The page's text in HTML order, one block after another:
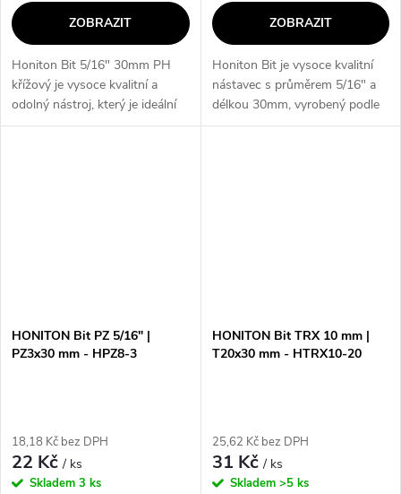
ZOBRAZIT
Honiton Bit 5/16" 30mm PH
křížový je vysoce kvalitní a
odolný nástroj, který je ideální
pro použití při montáži a
ZOBRAZIT
Honiton Bit je vysoce kvalitní
nástavec s průměrem 5/16" a
délkou 30mm, vyrobený podle
standardu DIN3126. Jeho
HONITON Bit PZ 5/16" |
PZ3x30 mm - HPZ8-3
18,18 Kč bez DPH
22 Kč/ ks
Skladem 3 ks
HONITON Bit TRX 10 mm |
T20x30 mm - HTRX10-20
25,62 Kč bez DPH
31 Kč/ ks
Skladem >5 ks